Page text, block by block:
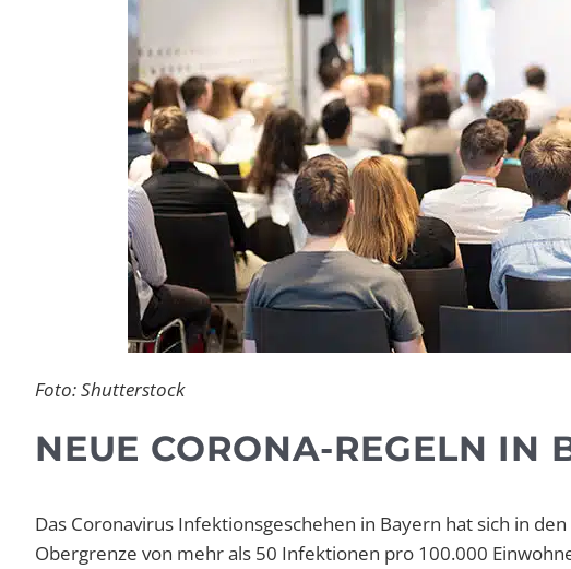
Foto: Shutterstock
NEUE CORONA-REGELN IN
Das Coronavirus Infektionsgeschehen in Bayern hat sich in
Obergrenze von mehr als 50 Infektionen pro 100.000